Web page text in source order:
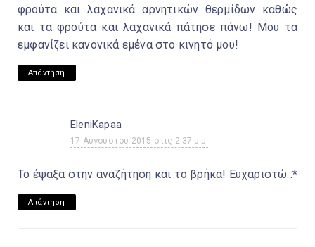
φρούτα και λαχανικά αρνητικών θερμίδων καθώς
και τα φρούτα και λαχανικά πάτησε πάνω! Μου τα
εμφανίζει κανονικά εμένα στο κινητό μου!
Απάντηση
EleniKapaa
17 Αυγούστου 2015 στις 2:37 μ.μ.
Το έψαξα στην αναζήτηση και το βρήκα! Ευχαριστώ :*
Απάντηση